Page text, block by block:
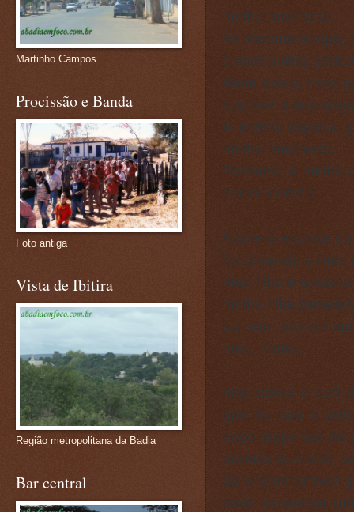
minha madrasta.
Ao mesmo tempo,
é minha filha
Além disso, meu
sua vez é sua
A minha esposa
minha madrasta.
Portanto, a minha
ser seu irmão.
A jovem esposa
ficou sendo o meu
Meu filho é então
minha filha
Eu sou, como
meu irmão.
Mas como o avô
que eu sou o avô
peço dispensa do
permite que avô,
Se o Senhor tiver
tente desenhar
Martinho Campos
Procissão e Banda
Foto antiga
Vista de Ibitira
Região metropolitana da Badia
Bar central